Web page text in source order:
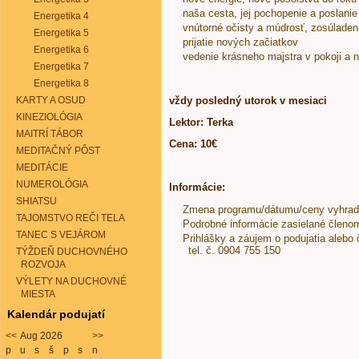
Energetika 4
Energetika 5
Energetika 6
Energetika 7
Energetika 8
KARTY A OSUD
KINEZIOLÓGIA
MAITRÍ TÁBOR
MEDITAČNÝ PÔST
MEDITÁCIE
NUMEROLÓGIA
SHIATSU
TAJOMSTVO REČI TELA
TANEC S VEJÁROM
TÝŽDEŇ DUCHOVNÉHO
ROZVOJA
VÝLETY NA DUCHOVNÉ
MIESTA
Kalendár podujatí
<< Aug 2026
>>
p
u s š p s n
naša cesta, jej pochopenie a poslanie
vnútorné očisty a múdrosť,
prijatie nových začiatkov
vedenie krásneho majstra v pokoji a
vždy posledný utorok v mesiaci
Lektor: Terka
Cena: 10€
Informácie:
Zmena programu/dátumu/ceny
Podrobné informácie zasielané
Prihlášky a záujem o podujatia
tel. č. 0904 755 150